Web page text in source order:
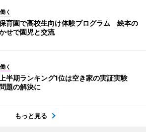
く
育園で高校生向け体験プログラム 絵本の
せで園児と交流
く
半期ランキング1位は空き家の実証実験
題の解決に
もっと見る